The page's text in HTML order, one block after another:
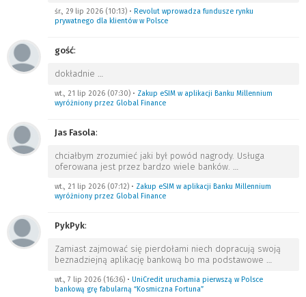
śr., 29 lip 2026 (10:13) • Revolut wprowadza fundusze rynku
prywatnego dla klientów w Polsce
gość:
dokładnie …
wt., 21 lip 2026 (07:30) • Zakup eSIM w aplikacji Banku Millennium
wyróżniony przez Global Finance
Jas Fasola:
chciałbym zrozumieć jaki był powód nagrody. Usługa
oferowana jest przez bardzo wiele banków. …
wt., 21 lip 2026 (07:12) • Zakup eSIM w aplikacji Banku Millennium
wyróżniony przez Global Finance
PykPyk:
Zamiast zajmować się pierdołami niech dopracują swoją
beznadziejną aplikację bankową bo ma podstawowe …
wt., 7 lip 2026 (16:36) • UniCredit uruchamia pierwszą w Polsce
bankową grę fabularną “Kosmiczna Fortuna”